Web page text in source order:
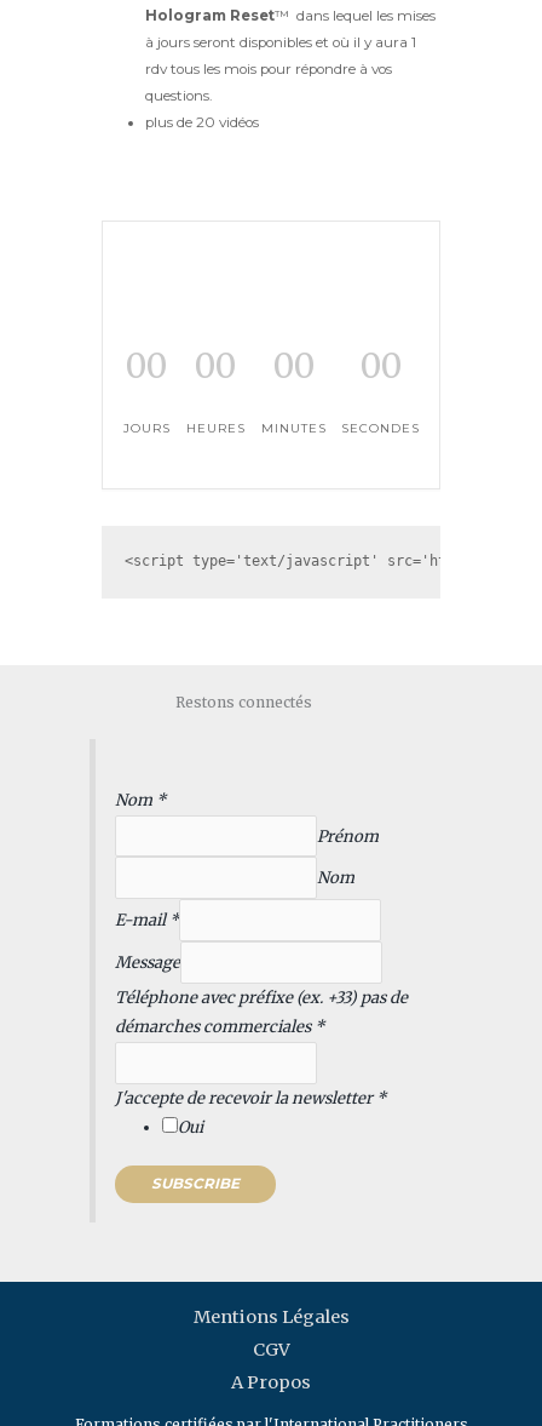
Hologram Reset™ dans lequel les mises
à jours seront disponibles et où il y aura 1
rdv tous les mois pour répondre à vos
questions.
plus de 20 vidéos
00
JOURS
00
HEURES
00
MINUTES
00
SECONDES
<script type='text/javascript' src='https://
Restons connectés
Nom *
Prénom
Nom
E-mail*
Message
(
e
.
n
w
s
t
Téléphone avec préfixe (ex. +33) pas de
démarches commerciales *
J'accepte de recevoir la newsletter*
Oui
SUBSCRIBE
Mentions Légales
CGV
A Propos